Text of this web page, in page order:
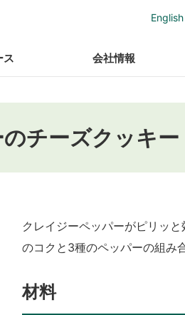
ス 会社情報
English
チーズクッキー
クレイジーペッパーがピリッ
のコクと3種のペッパーの組み
材料